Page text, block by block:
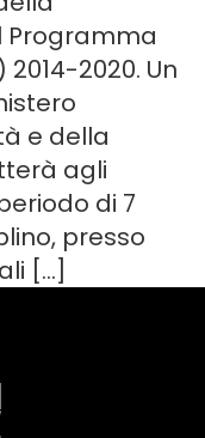
Programma
2020. Un
e della
agli
di 7
presso
[…]